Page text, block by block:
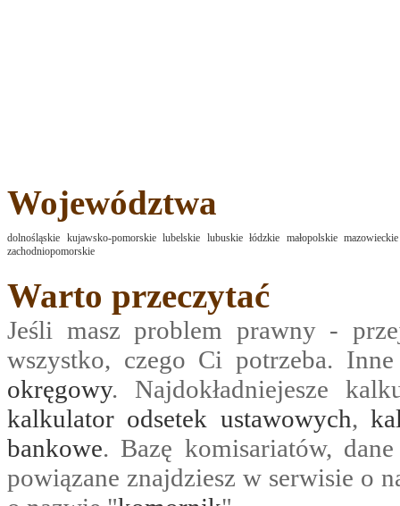
Województwa
dolnośląskie kujawsko-pomorskie lubelskie lubuskie łódzkie małopolskie mazowieckie
zachodniopomorskie
Warto przeczytać
Jeśli masz problem prawny -
wszystko, czego Ci potrzeba.
okręgowy. Najdokładniejesze
kalkulator odsetek ustawowych,
bankowe. Bazę komisariatów,
powiązane znajdziesz w serwisie o